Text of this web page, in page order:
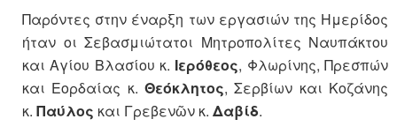
Παρόντες στην έναρξη των εργασιών της Ημερίδος
ήταν οι Σεβασμιώτατοι Μητροπολίτες Ναυπάκτου
και Αγίου Βλασίου κ. Ιερόθεος, Φλωρίνης, Πρεσπών
και Εορδαίας κ. Θεόκλητος, Σερβίων και Κοζάνης
κ. Παύλος και Γρεβενῶν κ. Δαβίδ.